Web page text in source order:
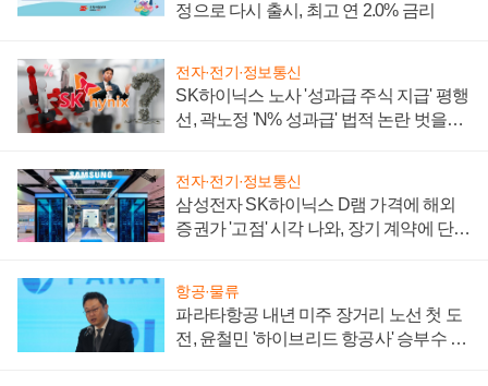
정으로 다시 출시, 최고 연 2.0% 금리
전자·전기·정보통신
SK하이닉스 노사 '성과급 주식 지급' 평행
선, 곽노정 'N% 성과급' 법적 논란 벗을지
전자·전기·정보통신
삼성전자 SK하이닉스 D램 가격에 해외
증권가 '고점' 시각 나와, 장기 계약에 단점
항공·물류
파라타항공 내년 미주 장거리 노선 첫 도
전, 윤철민 '하이브리드 항공사' 승부수 통